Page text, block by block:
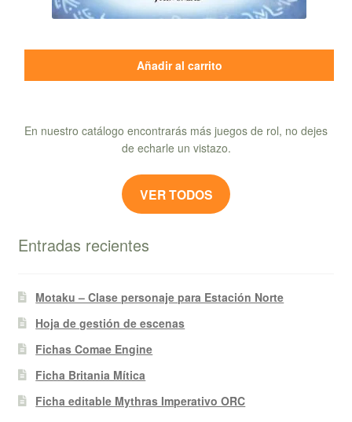
Añadir al carrito
En nuestro catálogo encontrarás más juegos de rol, no dejes
de echarle un vistazo.
VER TODOS
Entradas recientes
Motaku – Clase personaje para Estación Norte
Hoja de gestión de escenas
Fichas Comae Engine
Ficha Britania Mítica
Ficha editable Mythras Imperativo ORC